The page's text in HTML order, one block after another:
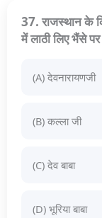
37. राजस्थान के
में लाठी लिए भैंसे पर
(A) देवनारायणजी
(B) कल्ला जी
(C) देव बाबा
(D) भूरिया बाबा